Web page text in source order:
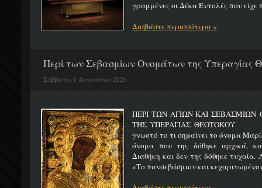
γραμμένες οι Δέκα Εντολές που είχε
Διαβάστε περισσότερα »
Περί των Σεβασμίων Ονομάτων της Υπεραγίας
Σάββατο, 1 Αυγούστου 2026
ΠΕΡΙ ΤΩΝ ΑΓΙΩΝ ΚΑΙ
ΤΗΣ ΥΠΕΡΑΓΙΑΣ ΘΕΟΤΟΚΟΥ
γνωστό το τι σημαίνει το όνομα
όνομα που της δόθηκε αρχικά,
Διαθήκη και δεν της δόθηκε τυχαία.
«Το πανσεβάσμιον και